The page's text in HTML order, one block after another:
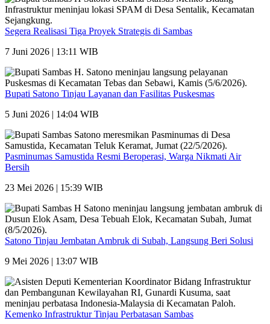
Segera Realisasi Tiga Proyek Strategis di Sambas
7 Juni 2026 | 13:11 WIB
Bupati Satono Tinjau Layanan dan Fasilitas Puskesmas
5 Juni 2026 | 14:04 WIB
Pasminumas Samustida Resmi Beroperasi, Warga Nikmati Air
Bersih
23 Mei 2026 | 15:39 WIB
Satono Tinjau Jembatan Ambruk di Subah, Langsung Beri Solusi
9 Mei 2026 | 13:07 WIB
Kemenko Infrastruktur Tinjau Perbatasan Sambas